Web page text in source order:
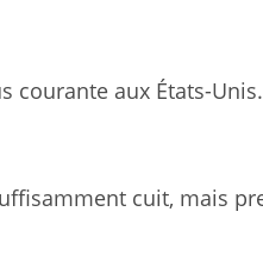
courante aux États-
cuit, mais